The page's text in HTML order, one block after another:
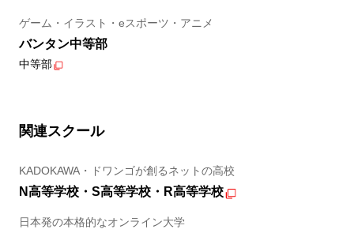
ゲーム・イラスト・eスポーツ・アニメ
バンタン中等部
中等部
関連スクール
KADOKAWA・ドワンゴが創るネットの高校
N高等学校・S高等学校・R高等学校
日本発の本格的なオンライン大学